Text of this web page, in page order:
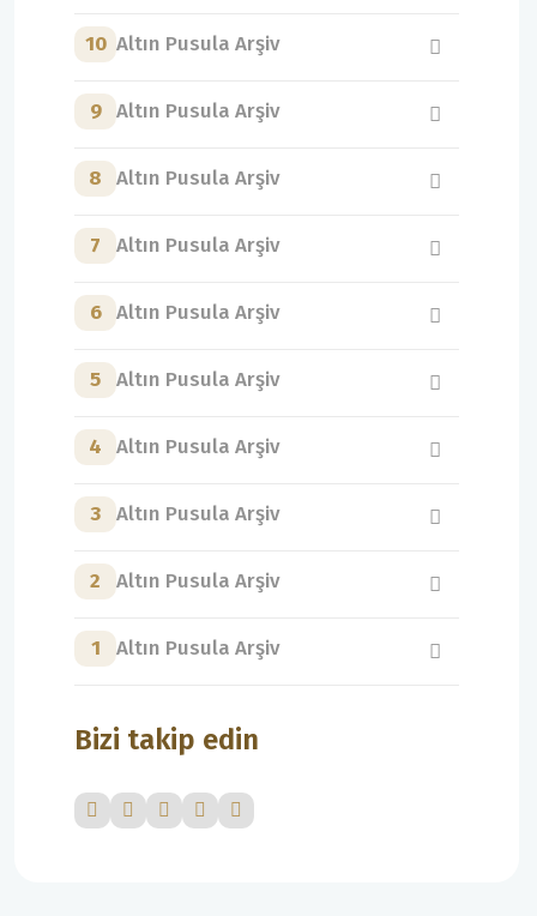
10 Altın Pusula Arşiv
9 Altın Pusula Arşiv
8 Altın Pusula Arşiv
7 Altın Pusula Arşiv
6 Altın Pusula Arşiv
5 Altın Pusula Arşiv
4 Altın Pusula Arşiv
3 Altın Pusula Arşiv
2 Altın Pusula Arşiv
1 Altın Pusula Arşiv
Bizi takip edin